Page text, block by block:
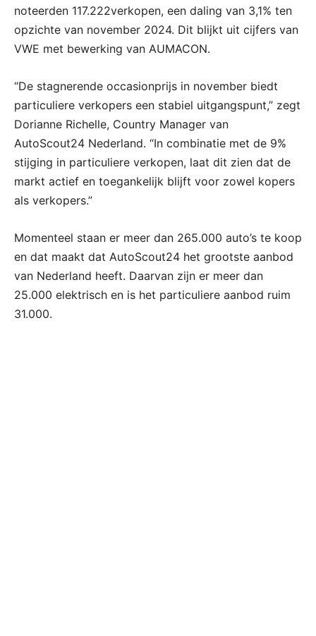
noteerden 117.222verkopen, een daling van 3,1% ten
opzichte van november 2024. Dit blijkt uit cijfers van
VWE met bewerking van AUMACON.
“De stagnerende occasionprijs in november biedt
particuliere verkopers een stabiel uitgangspunt,” zegt
Dorianne Richelle, Country Manager van
AutoScout24 Nederland. “In combinatie met de 9%
stijging in particuliere verkopen, laat dit zien dat de
markt actief en toegankelijk blijft voor zowel kopers
als verkopers.”
Momenteel staan er meer dan 265.000 auto’s te koop
en dat maakt dat AutoScout24 het grootste aanbod
van Nederland heeft. Daarvan zijn er meer dan
25.000 elektrisch en is het particuliere aanbod ruim
31.000.